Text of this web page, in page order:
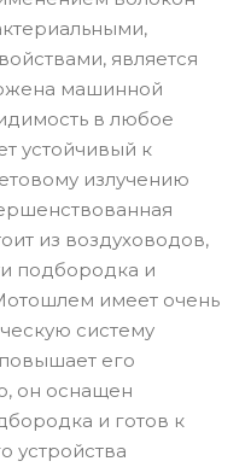
является
машинной
в любое
устойчивый к
излучению
из воздуховодов,
подбородка и
имеет очень
систему
его
он оснащен
и готов к
устройства